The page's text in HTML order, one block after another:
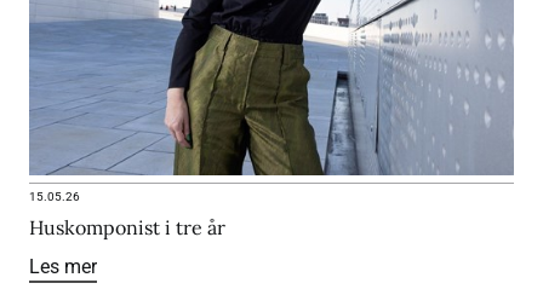
15.05.26
Huskomponist i tre år
Les mer